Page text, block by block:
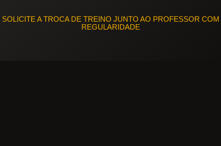
SOLICITE A TROCA DE TREINO JUNTO AO PROFESSOR COM
REGULARIDADE